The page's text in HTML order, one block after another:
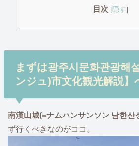
目次 [隠す]
まずは광주시문화관광해
ンジュ)市文化観光解説】
南漢山城(=ナムハンサンソン 남한산
ず行くべきなのがココ。